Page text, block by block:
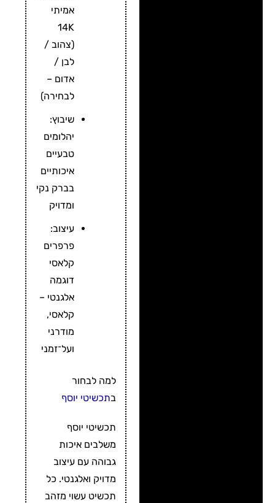
אמיתי
14K
(צהוב /
לבן /
אדום –
לבחירה)
שיבוץ:
יהלומים
טבעיים
איכותיים
בברק נקי
ומדויק
עיצוב:
פרפרים
קלאסי
דוגמה
אלגנטי –
קלאסי,
מודרני
ועל־זמני
למה לבחור
בתכשיטי יוסף
תכשיטי יוסף
משלבים איכות
גבוהה עם עיצוב
מדויק ואלגנטי. כל
תכשיט עשוי מזהב